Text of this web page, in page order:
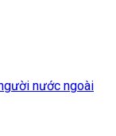
nước ngoài